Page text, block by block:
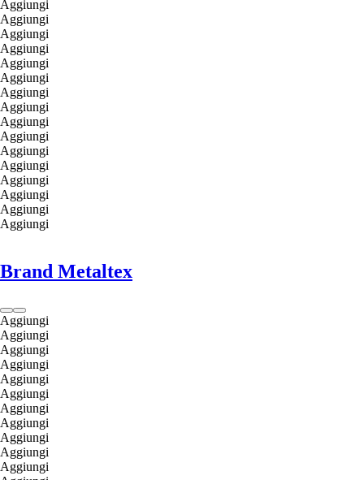
Aggiungi
Aggiungi
Aggiungi
Aggiungi
Aggiungi
Aggiungi
Aggiungi
Aggiungi
Aggiungi
Aggiungi
Aggiungi
Aggiungi
Aggiungi
Aggiungi
Aggiungi
Aggiungi
Brand Metaltex
Aggiungi
Aggiungi
Aggiungi
Aggiungi
Aggiungi
Aggiungi
Aggiungi
Aggiungi
Aggiungi
Aggiungi
Aggiungi